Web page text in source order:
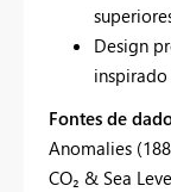
Design
Fontes de
Anomalies
CO₂ & Sea